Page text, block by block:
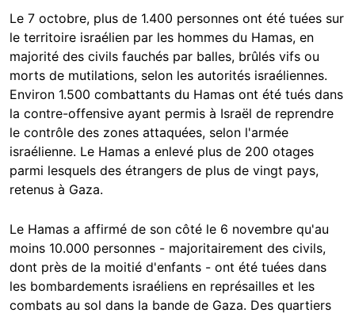
Le 7 octobre, plus de 1.400 personnes ont été tuées sur
le territoire israélien par les hommes du Hamas, en
majorité des civils fauchés par balles, brûlés vifs ou
morts de mutilations, selon les autorités israéliennes.
Environ 1.500 combattants du Hamas ont été tués dans
la contre-offensive ayant permis à Israël de reprendre
le contrôle des zones attaquées, selon l'armée
israélienne. Le Hamas a enlevé plus de 200 otages
parmi lesquels des étrangers de plus de vingt pays,
retenus à Gaza.
Le Hamas a affirmé de son côté le 6 novembre qu'au
moins 10.000 personnes - majoritairement des civils,
dont près de la moitié d'enfants - ont été tuées dans
les bombardements israéliens en représailles et les
combats au sol dans la bande de Gaza. Des quartiers